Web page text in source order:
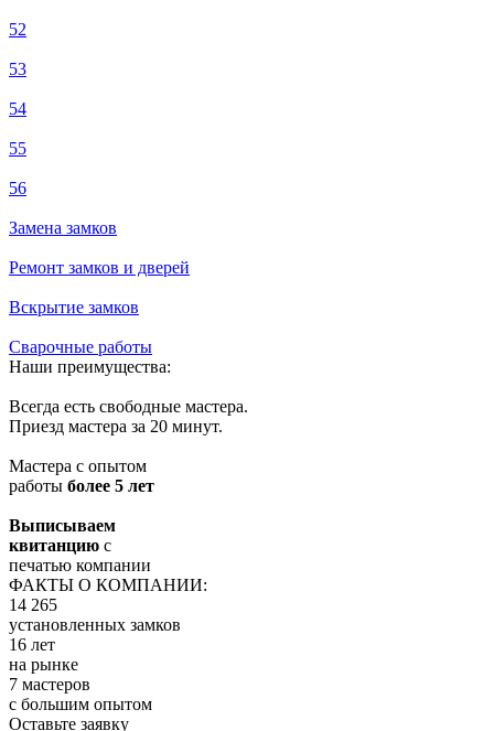
52
53
54
55
56
Замена замков
Ремонт замков и дверей
Вскрытие замков
Сварочные работы
Наши преимущества:
Всегда есть свободные мастера.
Приезд мастера за 20 минут.
Мастера с опытом
работы более 5 лет
Выписываем
квитанцию с
печатью компании
ФАКТЫ О КОМПАНИИ:
14 265
установленных замков
16 лет
на рынке
7 мастеров
с большим опытом
Оставьте заявку